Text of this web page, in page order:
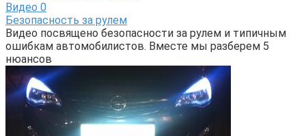
Видео 0
Безопасность за рулем
Видео посвящено безопасности за рулем и типичным
ошибкам автомобилистов. Вместе мы разберем 5
нюансов